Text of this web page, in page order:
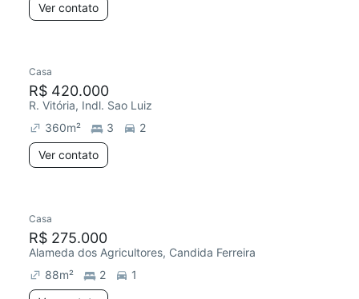
Ver contato
Casa
R$ 420.000
R. Vitória, Indl. Sao Luiz
360m² 3
2
Ver contato
Casa
R$ 275.000
Alameda dos Agricultores, Candida Ferreira
88m² 2
1